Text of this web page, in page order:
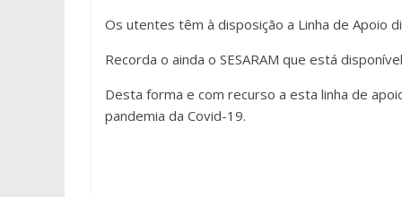
Os utentes têm à disposição a Linha de Apoio
Recorda o ainda o SESARAM que está
Desta forma e com recurso a esta linha de
pandemia da Covid-19.